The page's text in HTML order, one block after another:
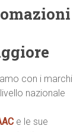
con i marchi
nazionale
e le sue